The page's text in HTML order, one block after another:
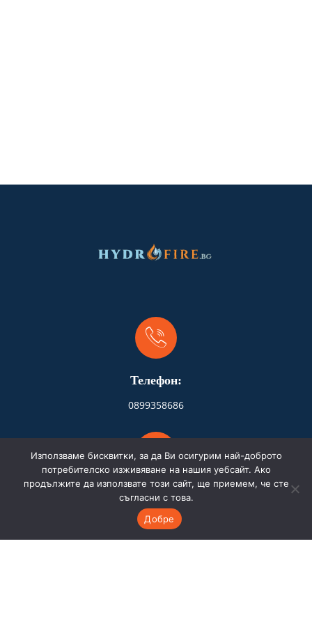
Телефон:
0899358686
Адрес:
Бургас
Използваме бисквитки, за да Ви осигурим най-доброто
потребителско изживяване на нашия уебсайт. Ако
продължите да използвате този сайт, ще приемем, че сте
съгласни с това.
Добре